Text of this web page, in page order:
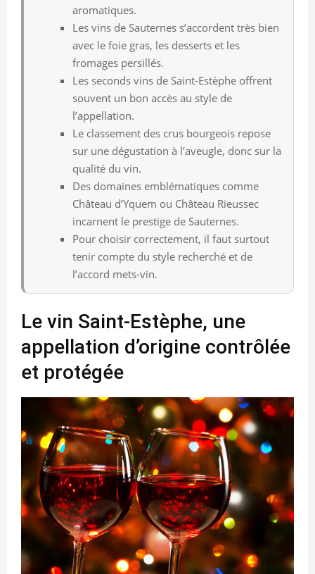
aromatiques.
Les vins de Sauternes s’accordent très bien
avec le foie gras, les desserts et les
fromages persillés.
Les seconds vins de Saint-Estèphe offrent
souvent un bon accès au style de
l’appellation.
Le classement des crus bourgeois repose
sur une dégustation à l’aveugle, donc sur la
qualité du vin.
Des domaines emblématiques comme
Château d’Yquem ou Château Rieussec
incarnent le prestige de Sauternes.
Pour choisir correctement, il faut surtout
tenir compte du style recherché et de
l’accord mets-vin.
Le vin Saint-Estèphe, une
appellation d’origine contrôlée
et protégée